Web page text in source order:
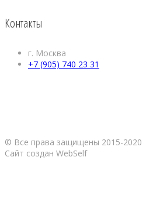
Контакты
г. Москва
+7 (905) 740 23 31
© Все права защищены 2015-2020
Сайт создан WebSelf